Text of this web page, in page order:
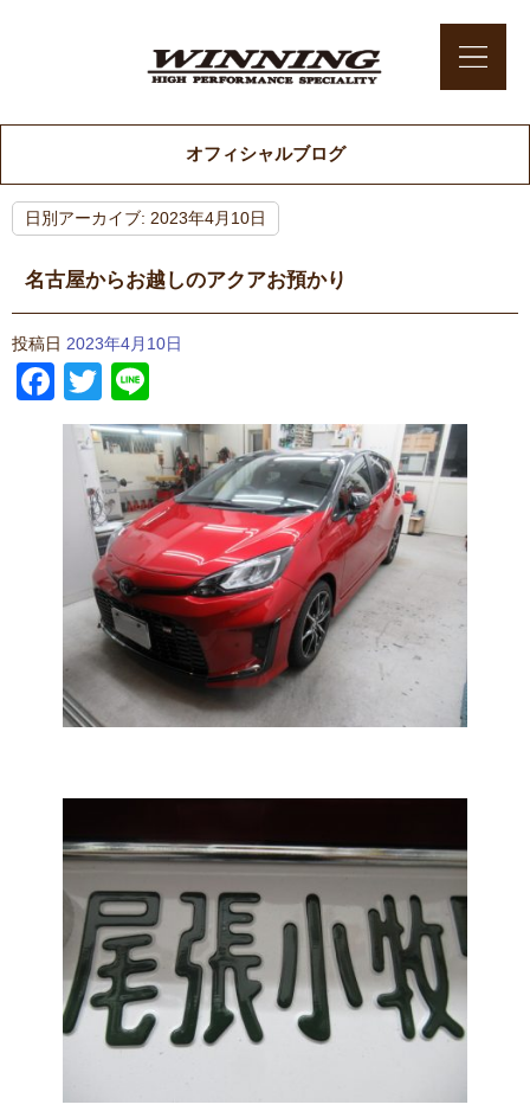
オフィシャルブログ
日別アーカイブ: 2023年4月10日
名古屋からお越しのアクアお預かり
投稿日 2023年4月10日
Facebook
Twitter